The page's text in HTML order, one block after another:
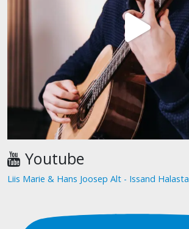
Youtube
Liis Marie & Hans Joosep Alt - Issand Halasta